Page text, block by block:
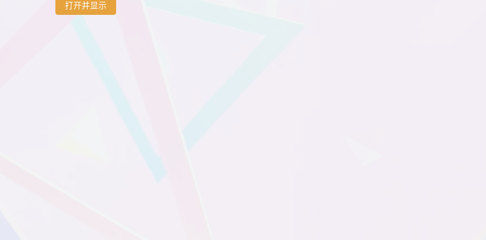
打开并显示